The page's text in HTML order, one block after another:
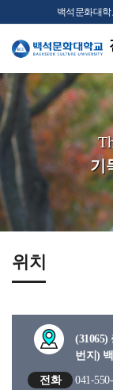
백석문화대학
기
위치
번지)
전화 041-